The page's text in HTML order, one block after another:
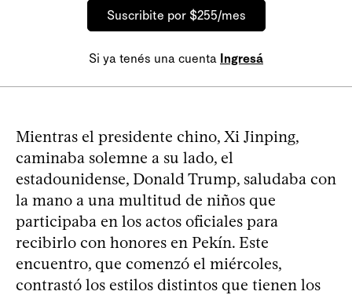
Suscribite por $255/mes
Si ya tenés una cuenta Ingresá
Mientras el presidente chino, Xi Jinping,
caminaba solemne a su lado, el
estadounidense, Donald Trump, saludaba con
la mano a una multitud de niños que
participaba en los actos oficiales para
recibirlo con honores en Pekín. Este
encuentro, que comenzó el miércoles,
contrastó los estilos distintos que tienen los